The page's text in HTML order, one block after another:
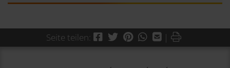
Seite teilen: Facebook
Twitter
PinterestWhatsApp
Mail
| Drucken